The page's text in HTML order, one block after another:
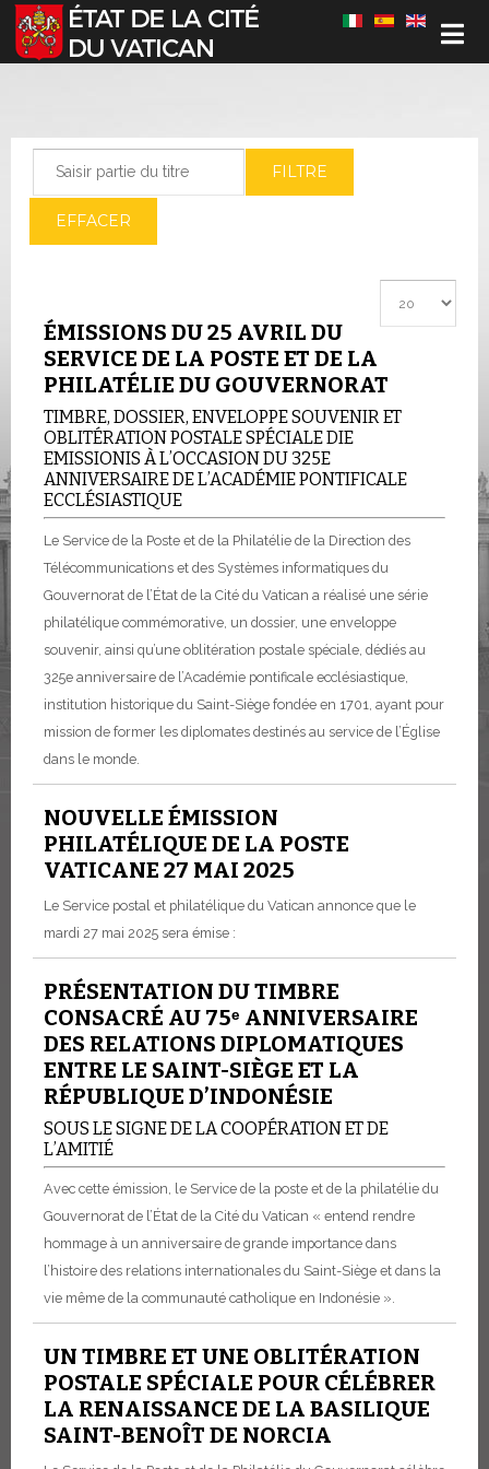
Sélectionnez votre langue
FILTRE
EFFACER
ÉMISSIONS DU 25 AVRIL DU
SERVICE DE LA POSTE ET DE LA
PHILATÉLIE DU GOUVERNORAT
TIMBRE, DOSSIER, ENVELOPPE SOUVENIR ET
OBLITÉRATION POSTALE SPÉCIALE DIE
EMISSIONIS À L’OCCASION DU 325E
ANNIVERSAIRE DE L’ACADÉMIE PONTIFICALE
ECCLÉSIASTIQUE
Le Service de la Poste et de la Philatélie de la Direction des
Télécommunications et des Systèmes informatiques du
Gouvernorat de l’État de la Cité du Vatican a réalisé une série
philatélique commémorative, un dossier, une enveloppe
souvenir, ainsi qu’une oblitération postale spéciale, dédiés au
325e anniversaire de l’Académie pontificale ecclésiastique,
institution historique du Saint-Siège fondée en 1701, ayant pour
mission de former les diplomates destinés au service de l’Église
dans le monde.
NOUVELLE ÉMISSION
PHILATÉLIQUE DE LA POSTE
VATICANE 27 MAI 2025
Le Service postal et philatélique du Vatican annonce que le
mardi 27 mai 2025 sera émise :
PRÉSENTATION DU TIMBRE
CONSACRÉ AU 75ᵉ ANNIVERSAIRE
DES RELATIONS DIPLOMATIQUES
ENTRE LE SAINT-SIÈGE ET LA
RÉPUBLIQUE D’INDONÉSIE
SOUS LE SIGNE DE LA COOPÉRATION ET DE
L’AMITIÉ
Avec cette émission, le Service de la poste et de la philatélie du
Gouvernorat de l’État de la Cité du Vatican « entend rendre
hommage à un anniversaire de grande importance dans
l’histoire des relations internationales du Saint-Siège et dans la
vie même de la communauté catholique en Indonésie ».
UN TIMBRE ET UNE OBLITÉRATION
POSTALE SPÉCIALE POUR CÉLÉBRER
LA RENAISSANCE DE LA BASILIQUE
SAINT-BENOÎT DE NORCIA